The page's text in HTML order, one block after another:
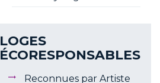
LOGES
ÉCORESPONSABLES
Reconnues par Artiste